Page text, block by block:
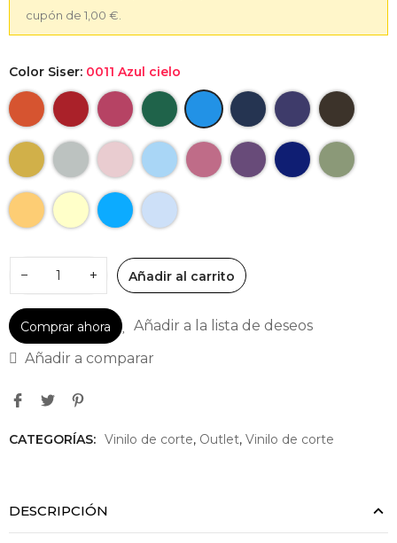
cupón de 1,00 €.
Color Siser: 0011 Azul cielo
− + Añadir al carrito
Comprar ahora
Añadir a la lista de deseos
Añadir a comparar
CATEGORÍAS: Vinilo de corte, Outlet, Vinilo de corte
DESCRIPCIÓN